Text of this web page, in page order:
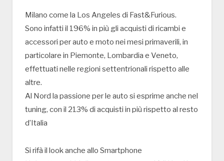
Milano come la Los Angeles di Fast&Furious.
Sono infatti il 196% in più gli acquisti di ricambi e
accessori per auto e moto nei mesi primaverili, in
particolare in Piemonte, Lombardia e Veneto,
effettuati nelle regioni settentrionali rispetto alle
altre.
Al Nord la passione per le auto si esprime anche nel
tuning, con il 213% di acquisti in più rispetto al resto
d’Italia
Si rifà il look anche allo Smartphone